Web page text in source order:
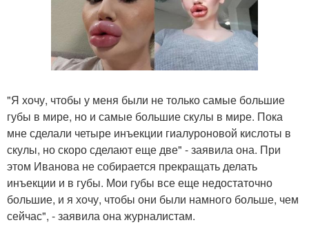
"Я хочу, чтобы у меня были не только самые большие
губы в мире, но и самые большие скулы в мире. Пока
мне сделали четыре инъекции гиалуроновой кислоты в
скулы, но скоро сделают еще две" - заявила она. При
этом Иванова не собирается прекращать делать
инъекции и в губы. Мои губы все еще недостаточно
большие, и я хочу, чтобы они были намного больше, чем
сейчас", - заявила она журналистам.